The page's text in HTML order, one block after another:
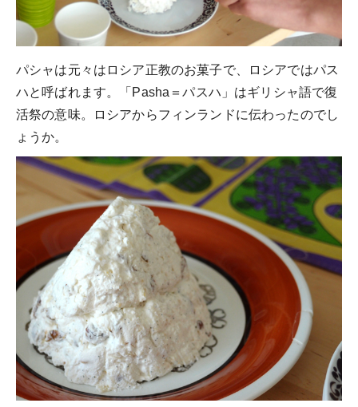
パシャは元々はロシア正教のお菓子で、ロシアではパス
ハと呼ばれます。「Pasha＝パスハ」はギリシャ語で復
活祭の意味。ロシアからフィンランドに伝わったのでし
ょうか。